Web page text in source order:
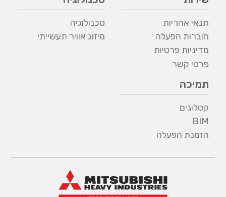
תנאי אחריות
חוברות הפעלה
מדיניות פרטיות
פרטי קשר
טכנולוגיה
מיזוג אוויר תעשייתי
תמיכה
קטלוגים
BIM
הזמנת הפעלה